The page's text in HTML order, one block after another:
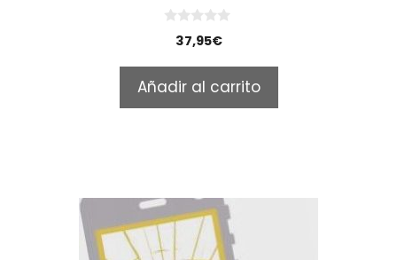
o
f
5
37,95€
Añadir al carrito